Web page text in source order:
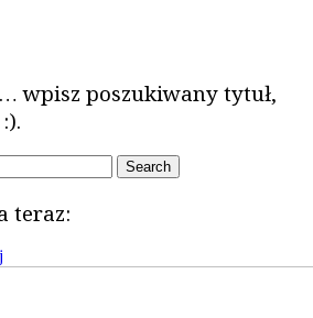
wpisz poszukiwany tytuł,
teraz: